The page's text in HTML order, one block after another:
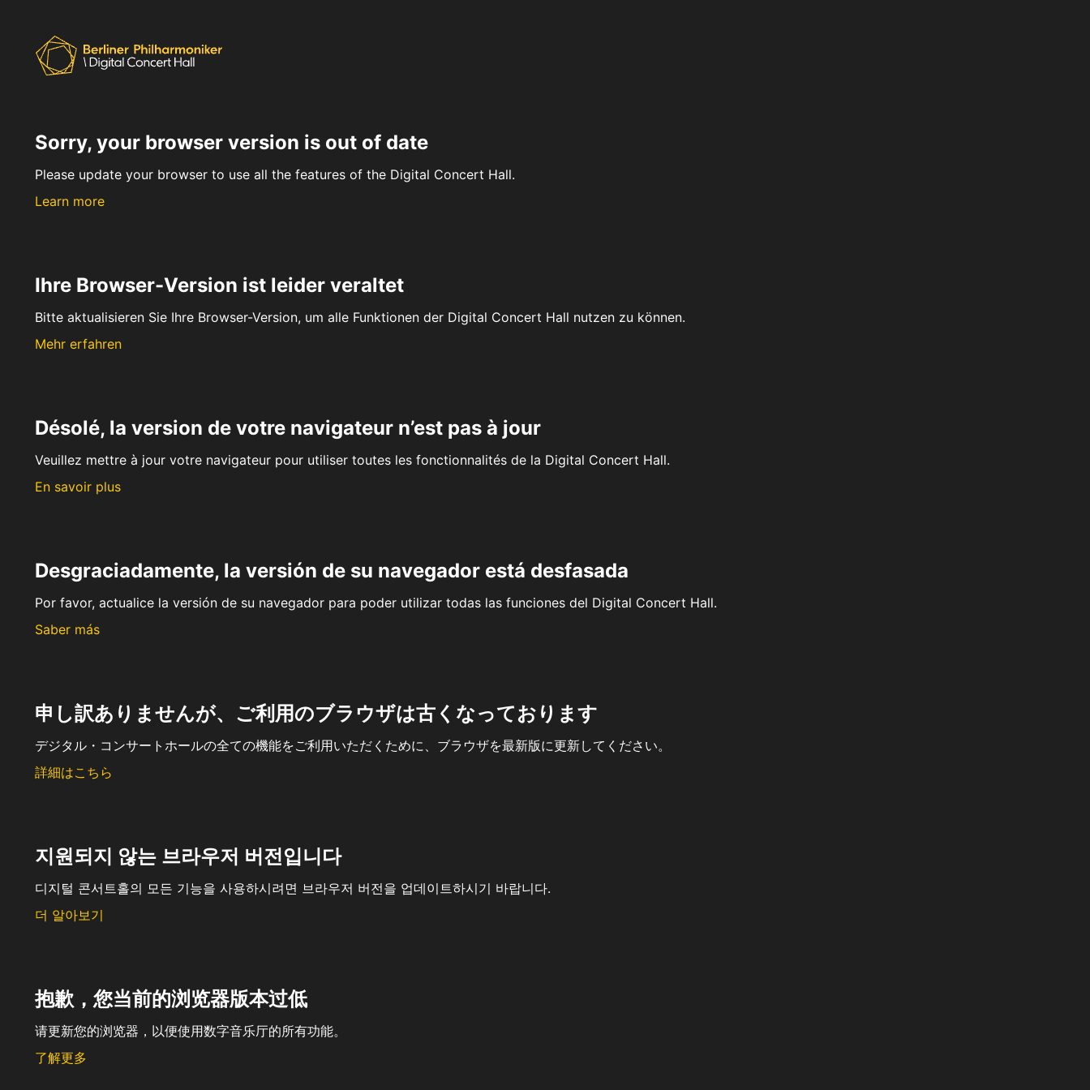
Sorry, your browser version is out of date
Please update your browser to use all the features of the Digital Concert Hall.
Learn more
Ihre Browser-Version ist leider veraltet
Bitte aktualisieren Sie Ihre Browser-Version, um alle Funktionen der Digital Concert Hall nutzen zu können.
Mehr erfahren
Désolé, la version de votre navigateur n’est pas à jour
Veuillez mettre à jour votre navigateur pour utiliser toutes les fonctionnalités de la Digital Concert Hall.
En savoir plus
Desgraciadamente, la versión de su navegador está desfasada
Por favor, actualice la versión de su navegador para poder utilizar todas las funciones del Digital Concert Hall.
Saber más
申し訳ありませんが、ご利用のブラウザは古くなっております
デジタル・コンサートホールの全ての機能をご利用いただくために、ブラウザを最新版に更新してください。
詳細はこちら
지원되지 않는 브라우저 버전입니다
디지털 콘서트홀의 모든 기능을 사용하시려면 브라우저 버전을 업데이트하시기 바랍니다.
더 알아보기
抱歉，您当前的浏览器版本过低
请更新您的浏览器，以便使用数字音乐厅的所有功能。
了解更多